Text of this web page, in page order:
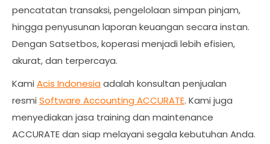
pencatatan transaksi, pengelolaan simpan pinjam,
hingga penyusunan laporan keuangan secara instan.
Dengan Satsetbos, koperasi menjadi lebih efisien,
akurat, dan terpercaya.
Kami Acis Indonesia adalah konsultan penjualan
resmi Software Accounting ACCURATE. Kami juga
menyediakan jasa training dan maintenance
ACCURATE dan siap melayani segala kebutuhan Anda.